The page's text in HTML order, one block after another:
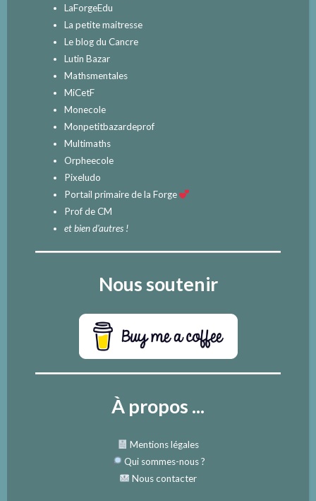
LaForgeEdu
La petite maitresse
Le blog du Cancre
Lutin Bazar
Mathsmentales
MiCetF
Monecole
Monpetitbazardeprof
Multimaths
Orpheecole
Pixeludo
Portail primaire de la Forge
Prof de CM
et bien d'autres !
Nous soutenir
À propos ...
Mentions légales
Qui sommes-nous?
Nous contacter